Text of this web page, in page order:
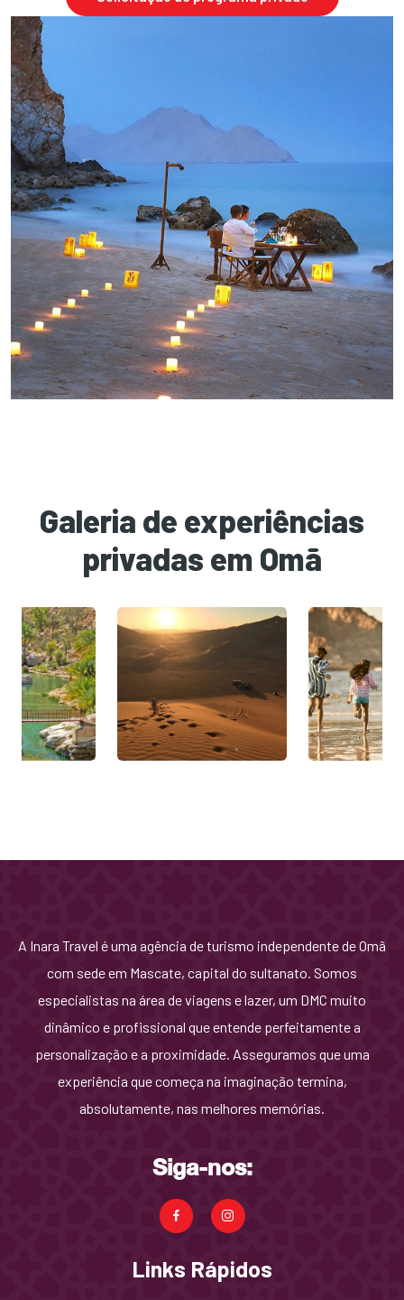
Galeria de experiências
privadas em Omã
A Inara Travel é uma agência de turismo independente de Omã
com sede em Mascate, capital do sultanato. Somos
especialistas na área de viagens e lazer, um DMC muito
dinâmico e profissional que entende perfeitamente a
personalização e a proximidade. Asseguramos que uma
experiência que começa na imaginação termina,
absolutamente, nas melhores memórias.
Siga-nos:
Links Rápidos